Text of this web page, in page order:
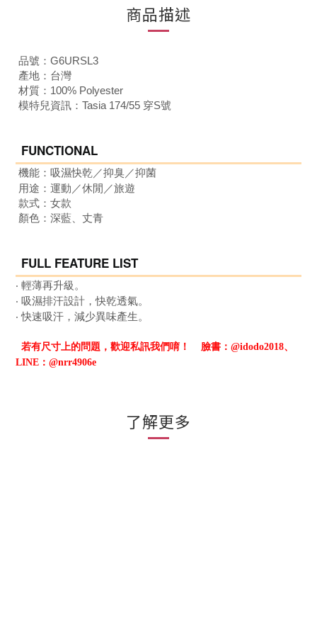
商品描述
品號：G6URSL3
產地：台灣
材質：100% Polyester
模特兒資訊：Tasia 174/55 穿S號
FUNCTIONAL
機能：吸濕快乾 ／抑臭／抑菌
用途：運動 ／休閒 ／旅遊
款式：女款
顏色： 深藍、丈青
FULL FEATURE LIST
‧ 輕薄再升級。
‧ 吸濕排汗設計，快乾透氣。
‧ 快速吸汗，減少異味產生。
若有尺寸上的問題，歡迎私訊我們唷！
臉書：@idodo2018、
LINE：@nrr4906e
了解更多